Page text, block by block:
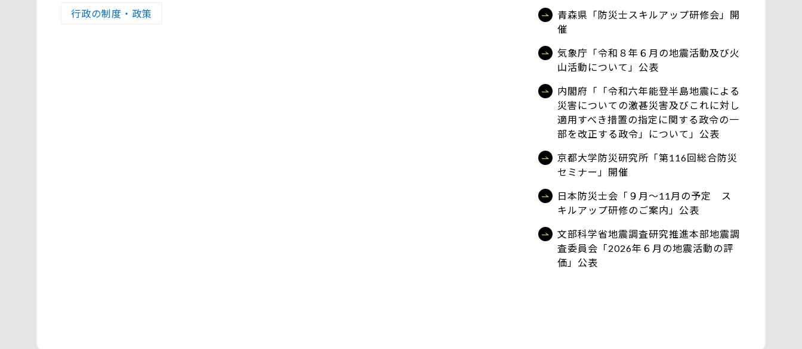
行政の制度・政策
青森県「防災士スキルアップ研修会」開
催
気象庁「令和８年６月の地震活動及び火
山活動について」公表
内閣府「「令和六年能登半島地震による
災害についての激甚災害及びこれに対し
適用すべき措置の指定に関する政令の一
部を改正する政令」について」公表
京都大学防災研究所「第116回総合防災
セミナー」開催
日本防災士会「９月～11月の予定 ス
キルアップ研修のご案内」公表
文部科学省地震調査研究推進本部地震調
査委員会「2026年６月の地震活動の評
価」公表